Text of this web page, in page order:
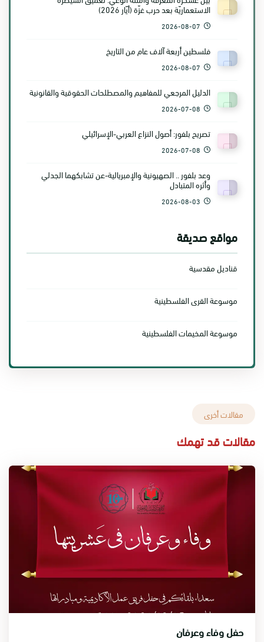
الاستعماريّة بعد حرب غزّة (أيّار 2026)
2026-08-07
فلسطين أربعة آلاف عام من التاريخ
2026-08-07
الدليل المرجعي للمفاهيم والمصطلحات الحقوقية والقانونية
2026-07-08
تصريح بلفور: أصول النزاع العربي-الإسرائيلي
2026-07-08
وعد بلفور .. الصهيونية والإمبريالية-عن تشابكهما الجدلي
وأثره المتبادل
2026-08-03
مواقع صديقة
قناديل مقدسية
موسوعة القرى الفلسطينية
موسوعة المخيمات الفلسطينية
مقالات أخرى
مقالات قد تهمك
حفل وفاء وعرفان